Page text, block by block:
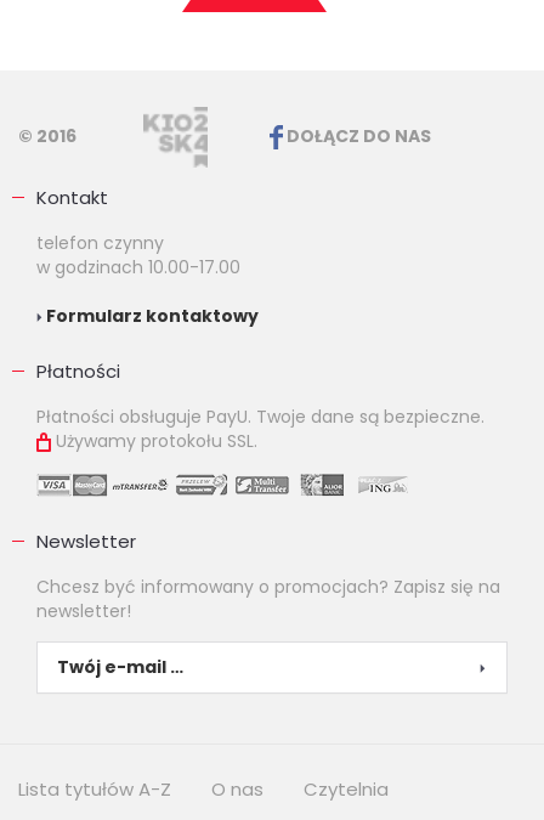
© 2016 DOŁĄCZ DO NAS
Kontakt
telefon czynny
w godzinach 10.00-17.00
Formularz kontaktowy
Płatności
Płatności obsługuje PayU. Twoje dane są bezpieczne.
Używamy protokołu SSL.
Newsletter
Chcesz być informowany o promocjach? Zapisz się na
newsletter!
Lista tytułów A-Z O nas Czytelnia